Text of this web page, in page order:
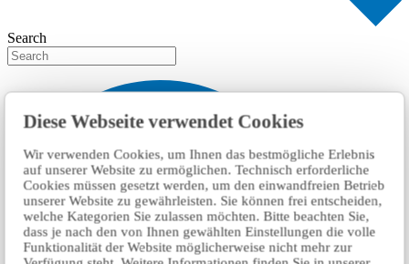
Diese Webseite verwendet Cookies
Wir verwenden Cookies, um Ihnen das bestmögliche Erlebnis
auf unserer Website zu ermöglichen. Technisch erforderliche
Cookies müssen gesetzt werden, um den einwandfreien Betrieb
unserer Website zu gewährleisten. Sie können frei entscheiden,
welche Kategorien Sie zulassen möchten. Bitte beachten Sie,
dass je nach den von Ihnen gewählten Einstellungen die volle
Funktionalität der Website möglicherweise nicht mehr zur
Search